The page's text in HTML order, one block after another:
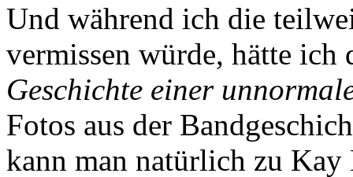
Und während ich die
vermissen würde, hätte ich
Geschichte einer
Fotos aus der
kann man natürlich zu